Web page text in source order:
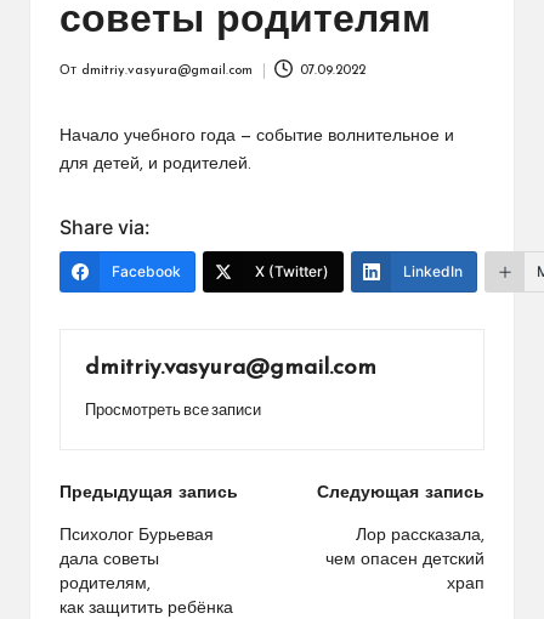
советы родителям
От dmitriy.vasyura@gmail.com 07.09.2022
Начало учебного года — событие волнительное и
для детей, и родителей.
Share via:
Facebook X (Twitter) LinkedIn
dmitriy.vasyura@gmail.com
Просмотреть все записи
Навигация
по
записям
Предыдущая запись
Психолог Бурьевая
дала советы
родителям,
как защитить ребёнка
Следующая запись
Лор рассказала,
чем опасен детский
храп